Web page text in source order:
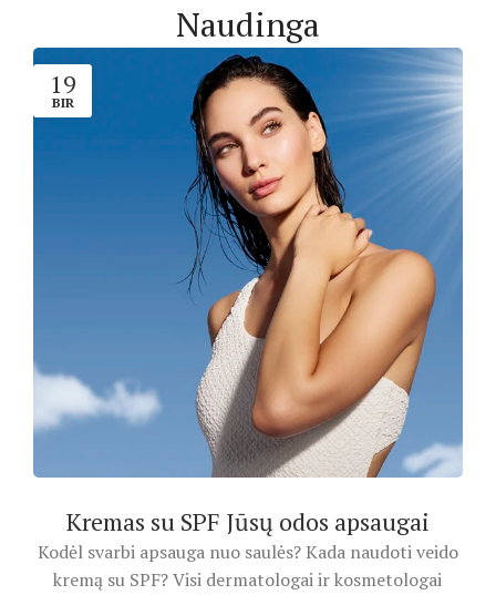
Naudinga
19
BIR
Kremas su SPF Jūsų odos apsaugai
Kodėl svarbi apsauga nuo saulės? Kada naudoti veido
kremą su SPF? Visi dermatologai ir kosmetologai